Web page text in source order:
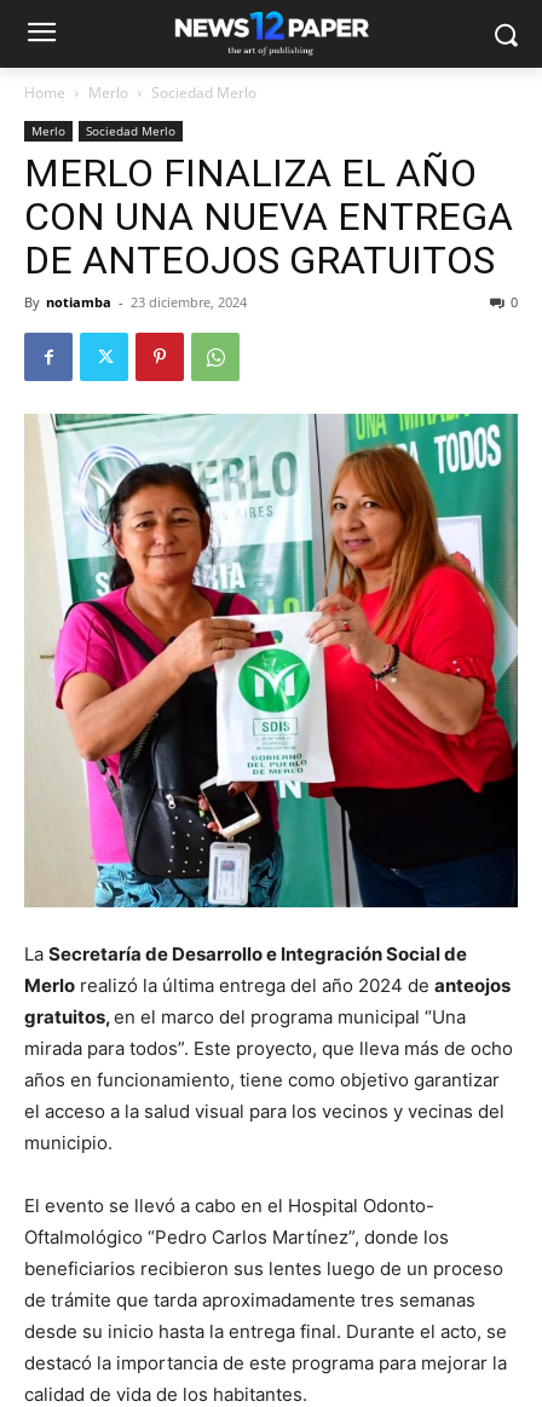
Home Merlo Sociedad Merlo
Merlo Sociedad Merlo
MERLO FINALIZA EL AÑO
CON UNA NUEVA ENTREGA
DE ANTEOJOS GRATUITOS
By notiamba - 23 diciembre, 2024 0
La Secretaría de Desarrollo e Integración Social de
Merlo realizó la última entrega del año 2024 de anteojos
gratuitos,en el marco del programa municipal “Una
mirada para todos”. Este proyecto, que lleva más de ocho
años en funcionamiento, tiene como objetivo garantizar
el acceso a la salud visual para los vecinos y vecinas del
municipio.
El evento se llevó a cabo en el Hospital Odonto-
Oftalmológico “Pedro Carlos Martínez”, donde los
beneficiarios recibieron sus lentes luego de un proceso
de trámite que tarda aproximadamente tres semanas
desde su inicio hasta la entrega final. Durante el acto, se
destacó la importancia de este programa para mejorar la
calidad de vida de los habitantes.